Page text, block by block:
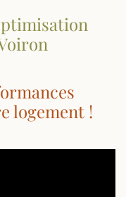
logement !